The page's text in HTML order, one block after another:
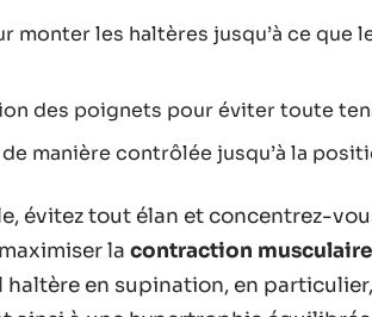
monter les haltères jusqu’à ce que
des poignets pour éviter toute
manière contrôlée jusqu’à la
évitez tout élan et concentrez-
la contraction musculaire
haltère en supination, en